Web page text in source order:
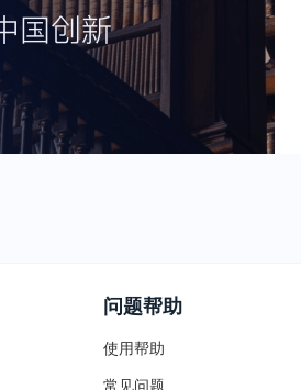
问题帮助
使用帮助
常见问题